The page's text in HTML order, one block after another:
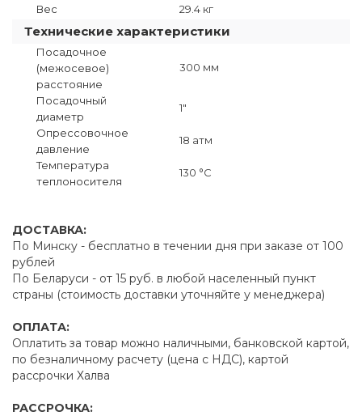
Вес
29.4 кг
Технические характеристики
Посадочное
(межосевое)
расстояние
300 мм
Посадочный
диаметр
1"
Опрессовочное
давление
18 атм
Температура
теплоносителя
130 °C
ДОСТАВКА:
По Минску - бесплатно в течении дня при заказе от 100
рублей
По Беларуси - от 15 руб. в любой населенный пункт
страны (стоимость доставки уточняйте у менеджера)
ОПЛАТА:
Оплатить за товар можно наличными, банковской картой,
по безналичному расчету (цена с НДС), картой
рассрочки Халва
РАССРОЧКА: